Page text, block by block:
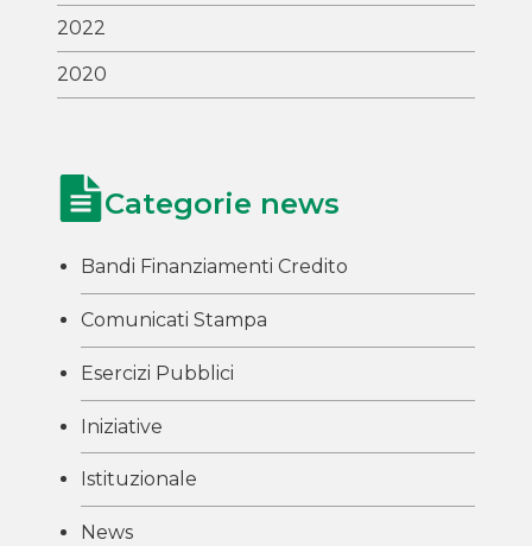
2022
2020
Categorie news
Bandi Finanziamenti Credito
Comunicati Stampa
Esercizi Pubblici
Iniziative
Istituzionale
News